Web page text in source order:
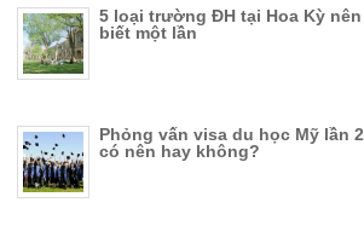
5 loại trường ĐH tại Hoa Kỳ nên
biết một lần
Phỏng vấn visa du học Mỹ lần 2
có nên hay không?